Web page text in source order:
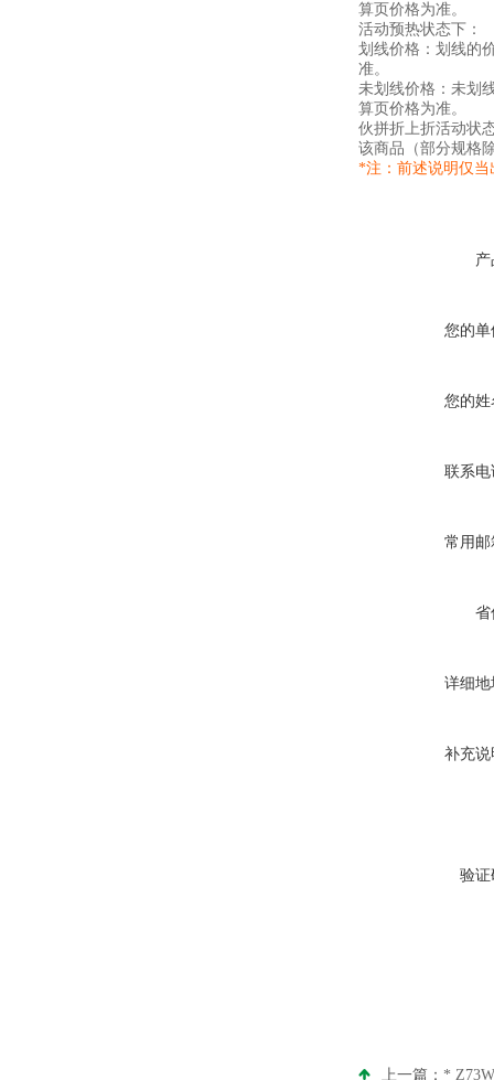
算页价格为准。
活动预热状态下：
划线价格：划线的
准。
未划线价格：未划
算页价格为准。
伙拼折上折活动状
该商品（部分规格
*注：前述说明仅当
您的单
您的姓
联系电
常用邮
省
详细地
补充说
验证
上一篇： *